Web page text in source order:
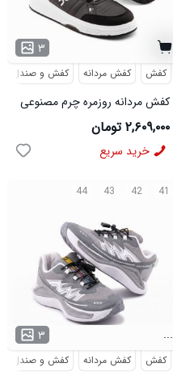
۳
کفش کفش مردانه کفش و صندل
کفش مردانه روزمره چرم مصنوعی
50920
۲,۶۰۹,۰۰۰ تومان
خرید سریع
41
42
43
44
۳ ...
کفش کفش مردانه کفش و صندل